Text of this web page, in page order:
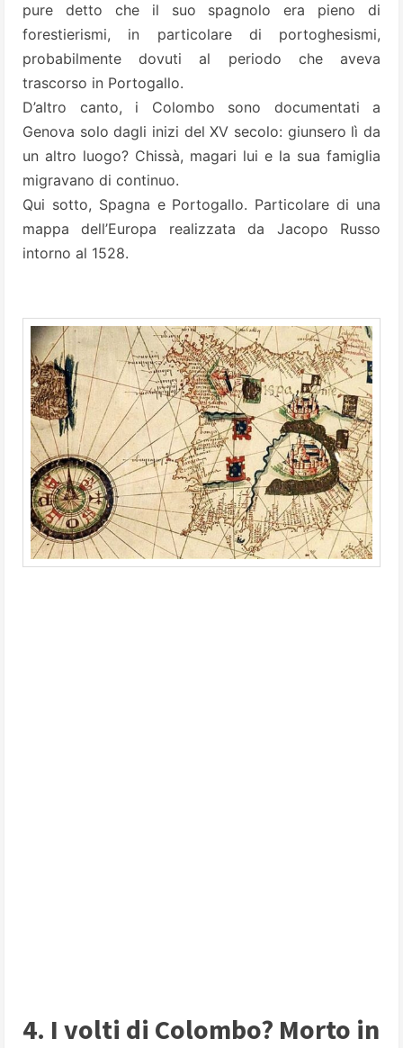
pure detto che il suo spagnolo era pieno di
forestierismi, in particolare di portoghesismi,
probabilmente dovuti al periodo che aveva
trascorso in Portogallo.
D’altro canto, i Colombo sono documentati a
Genova solo dagli inizi del XV secolo: giunsero lì da
un altro luogo? Chissà, magari lui e la sua famiglia
migravano di continuo.
Qui sotto, Spagna e Portogallo. Particolare di una
mappa dell’Europa realizzata da Jacopo Russo
intorno al 1528.
4. I volti di Colombo? Morto in